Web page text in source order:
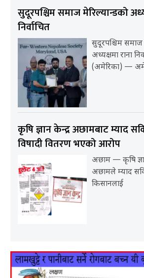
सुदूरपश्चिम समाज मेरिल्यान्डको
निर्वाचित
सुदूरपश्चिम समाज
अध्यक्षमा राना
(अमेरिका) —
कृषि ज्ञान केन्द्र अछामबाट म्याद
विषादी वितरण भएको आरोप
अछाम — कृषि
अछामले म्याद
किसानलाई